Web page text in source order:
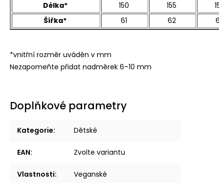
Délka*
150 155
Šířka*
61 62
*vnitřní rozměr uváděn v mm
Nezapomeňte přidat nadměrek 6–10 mm
Doplňkové parametry
Kategorie: Dětské
EAN: Zvolte variantu
Vlastnosti: Veganské